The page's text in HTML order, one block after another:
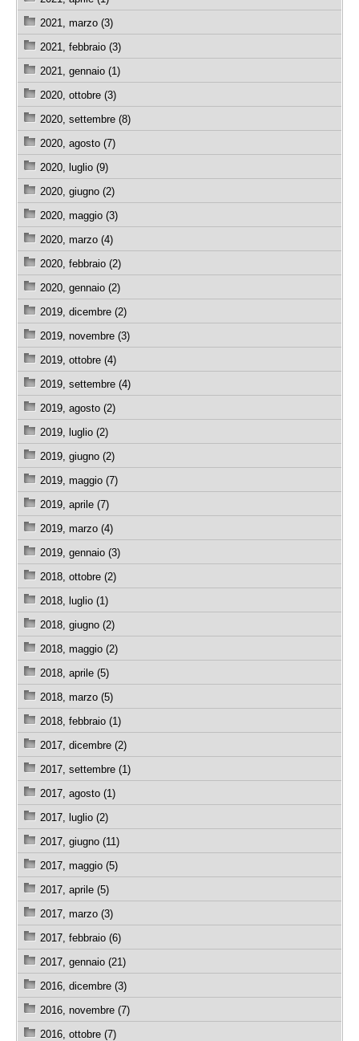
2021, marzo (3)
2021, febbraio (3)
2021, gennaio (1)
2020, ottobre (3)
2020, settembre (8)
2020, agosto (7)
2020, luglio (9)
2020, giugno (2)
2020, maggio (3)
2020, marzo (4)
2020, febbraio (2)
2020, gennaio (2)
2019, dicembre (2)
2019, novembre (3)
2019, ottobre (4)
2019, settembre (4)
2019, agosto (2)
2019, luglio (2)
2019, giugno (2)
2019, maggio (7)
2019, aprile (7)
2019, marzo (4)
2019, gennaio (3)
2018, ottobre (2)
2018, luglio (1)
2018, giugno (2)
2018, maggio (2)
2018, aprile (5)
2018, marzo (5)
2018, febbraio (1)
2017, dicembre (2)
2017, settembre (1)
2017, agosto (1)
2017, luglio (2)
2017, giugno (11)
2017, maggio (5)
2017, aprile (5)
2017, marzo (3)
2017, febbraio (6)
2017, gennaio (21)
2016, dicembre (3)
2016, novembre (7)
2016, ottobre (7)